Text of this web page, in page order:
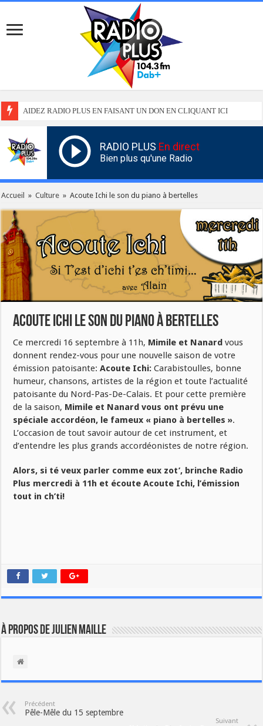
AIDEZ RADIO PLUS EN FAISANT UN DON EN CLIQUANT ICI
RADIO PLUS En direct
Bien plus qu'une Radio
Accueil » Culture » Acoute Ichi le son du piano à bertelles
Acoute Ichi le son du piano à bertelles
Ce mercredi 16 septembre à 11h, Mimile et Nanard vous
donnent rendez-vous pour une nouvelle saison de votre
émission patoisante:Acoute Ichi: Carabistoulles, bonne
humeur, chansons, artistes de la région et toute l’actualité
patoisante du Nord-Pas-De-Calais. Et pour cette première
de la saison, Mimile et Nanard vous ont prévu une
spéciale accordéon, le fameux « piano à bertelles ».
L’occasion de tout savoir autour de cet instrument, et
d’entendre les plus grands accordéonistes de notre région.
Alors, si té veux parler comme eux zot’, brinche Radio
Plus mercredi à 11h et écoute Acoute Ichi, l’émission
tout in ch’ti!
À propos de Julien Maille
Précédent
Pêle-Mêle du 15 septembre
Suivant